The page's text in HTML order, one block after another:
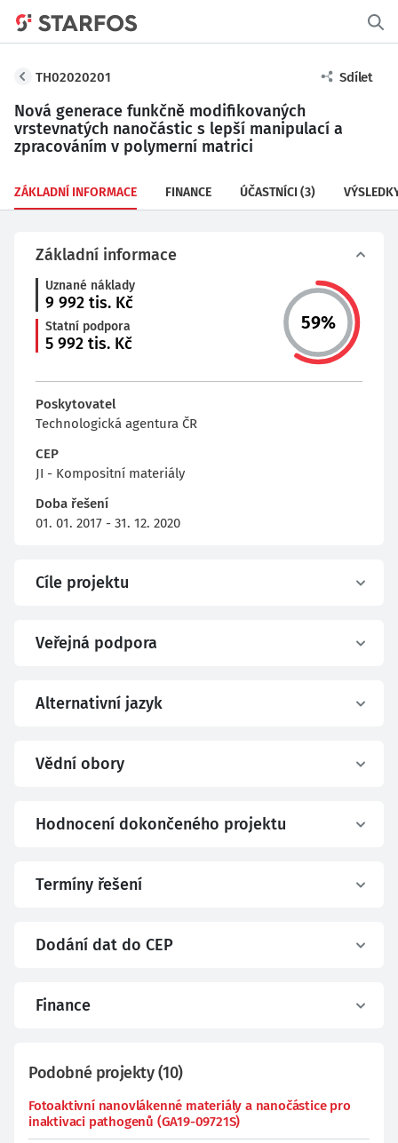
TH02020201 Sdílet
Nová generace funkčně modifikovaných
vrstevnatých nanočástic s lepší manipulací a
zpracováním v polymerní matrici
ZÁKLADNÍ INFORMACE FINANCE ÚČASTNÍCI (3)
Základní informace
Uznané náklady
9 992 tis. Kč
Statní podpora
5 992 tis. Kč
59%
Poskytovatel
Technologická agentura ČR
CEP
JI - Kompositní materiály
Doba řešení
01. 01. 2017 - 31. 12. 2020
Cíle projektu
Veřejná podpora
Alternativní jazyk
Vědní obory
Hodnocení dokončeného projektu
Termíny řešení
Dodání dat do CEP
Finance
Podobné projekty(10)
Fotoaktivní nanovlákenné materiály a nanočástice pro
inaktivaci pathogenů (GA19-09721S)